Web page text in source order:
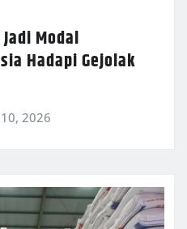
Modal
Hadapi Gejolak
2026